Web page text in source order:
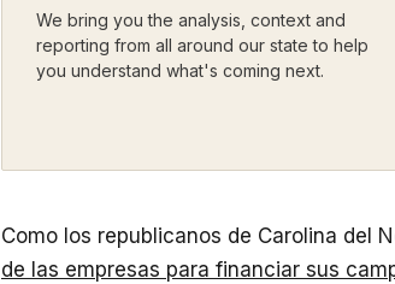
We bring you the analysis, context and
reporting from all around our state to help
you understand what's coming next.
Como los republicanos de Carolina del
de las empresas para financiar sus